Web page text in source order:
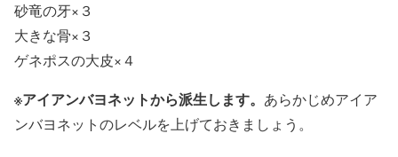
砂竜の牙×３
大きな骨×３
ゲネポスの大皮×４
※アイアンバヨネットから派生します。 あらかじめアイア
ンバヨネットのレベルを上げておきましょう。